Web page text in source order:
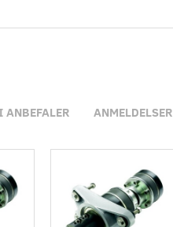
ANBEFALER ANMELDELSER